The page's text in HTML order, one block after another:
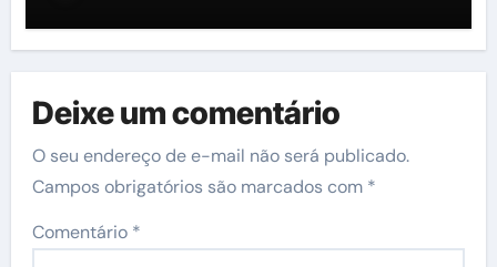
Deixe um comentário
O seu endereço de e-mail não será publicado.
Campos obrigatórios são marcados com *
Comentário *